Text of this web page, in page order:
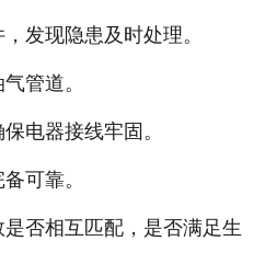
现隐患及时处理。
管道。
电器接线牢固。
可靠。
否相互匹配，是否满足生